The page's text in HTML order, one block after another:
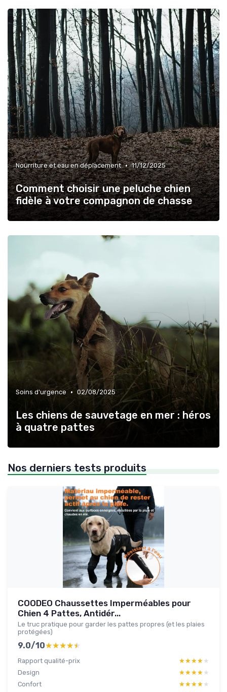
Nourriture et eau en déplacement • 11/12/2025
Comment choisir une peluche chien
fidèle à votre compagnon de chasse
Soins d'urgence • 02/08/2025
Les chiens de sauvetage en mer : héros
à quatre pattes
Nos derniers tests produits
COODEO Chaussettes Imperméables pour
Chien 4 Pattes, Antidér...
Le truc pratique pour garder les pattes propres (et les plaies
protégées)
9.0/10★★★★★
★★★★★
Rapport qualité-prix ★★★★★
★★★★★
Design
★★★★★
★★★★★
Confort
★★★★★
★★★★★